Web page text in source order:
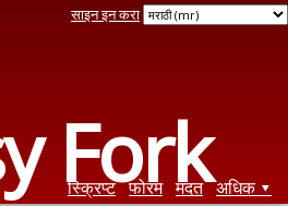
Fork
साइन इन करा
स्क्रिप्ट फोरम मदत अधिक